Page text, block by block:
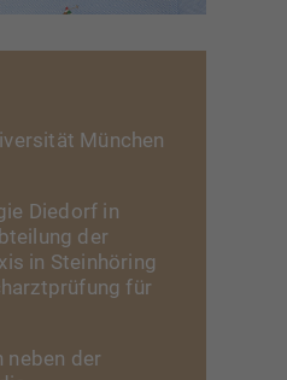
München
Diedorf in
der
in Steinhöring
für
neben der